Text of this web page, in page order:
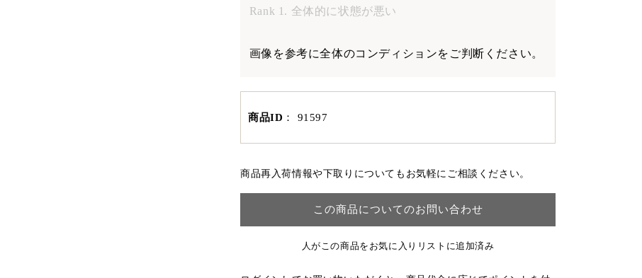
Rank 1. 全体的に状態が悪い
画像を参考に全体のコンディションをご判断ください。
商品ID ： 91597
商品再入荷情報や下取りについてもお気軽にご相談ください。
この商品についてのお問い合わせ
人がこの商品をお気に入りリストに追加済み